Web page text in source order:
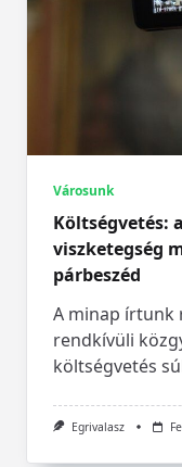
Városunk
Költségvetés:
viszketegség
párbeszéd
A minap írtunk
rendkívüli
költségvetés
Egrivalasz